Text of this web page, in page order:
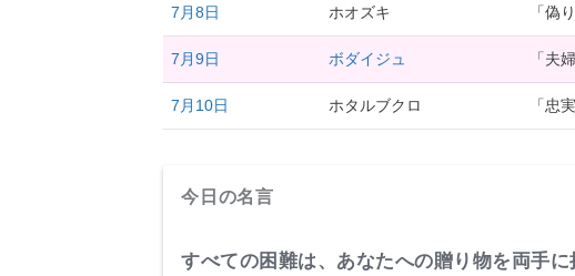
7月8日 ホオズキ 「偽
7月9日 ボダイジュ 「夫
7月10日 ホタルブクロ 「忠
今日の名言
すべての困難は、あなたへの贈り物を両手に